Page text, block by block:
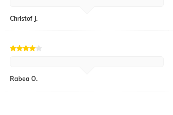
Christof J.
Rabea O.